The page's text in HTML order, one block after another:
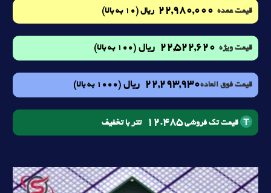
قیمت عمده 22,980,000 ریال (10 به بالا)
قیمت ویژه 22,522,620 ریال (100 به بالا)
قیمت فوق العاده22,293,930 ریال (1000 به بالا)
قیمت تک فروشی12.485 تتر با تخفیف